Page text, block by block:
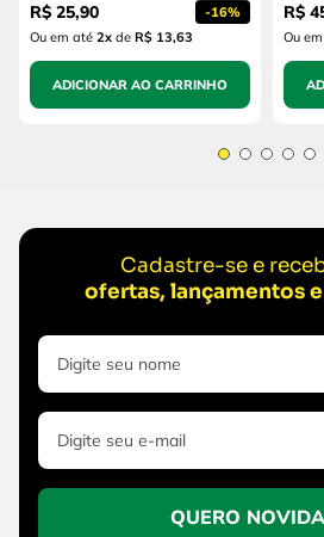
R$ 25,90 -16%
Ou em até 2x de R$ 13,63
ADICIONAR AO CARRINHO
R$
Ou
Cadastre-se e
ofertas, lançamentos
QUERO